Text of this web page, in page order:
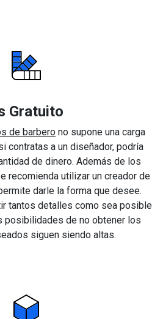
Gratuito
de barbero no supone una carga
contratas a un diseñador, podría
de dinero. Además de los
recomienda utilizar un creador de
darle la forma que desee.
tantos detalles como sea posible
posibilidades de no obtener los
siguen siendo altas.